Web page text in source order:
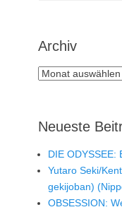
Archiv
Archiv
Neueste
DIE ODYSSEE:
Yutaro Seki/
gekijoban)
OBSESSION: